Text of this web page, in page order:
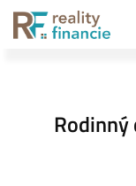
Rodinný